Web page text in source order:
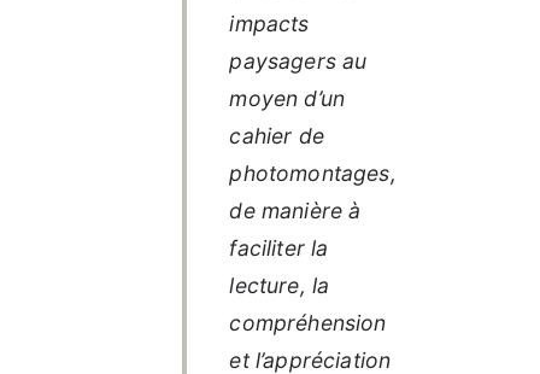
impacts
paysagers au
moyen d’un
cahier de
photomontages,
de manière à
faciliter la
lecture, la
compréhension
et l’appréciation